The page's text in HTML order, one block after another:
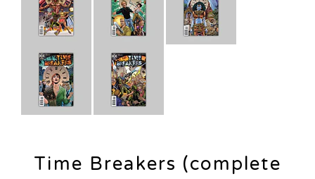
Time Breakers (complete